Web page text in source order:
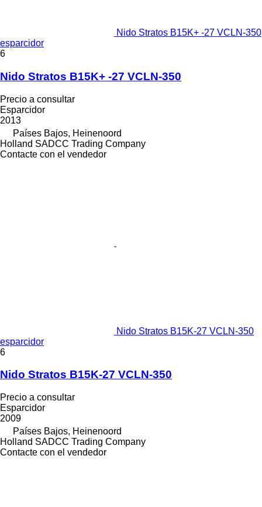
Nido Stratos B15K+ -27 VCLN-350
esparcidor
6
Nido Stratos B15K+ -27 VCLN-350
Precio a consultar
Esparcidor
2013
Países Bajos, Heinenoord
Holland SADCC Trading Company
Contacte con el vendedor
Nido Stratos B15K-27 VCLN-350
esparcidor
6
Nido Stratos B15K-27 VCLN-350
Precio a consultar
Esparcidor
2009
Países Bajos, Heinenoord
Holland SADCC Trading Company
Contacte con el vendedor